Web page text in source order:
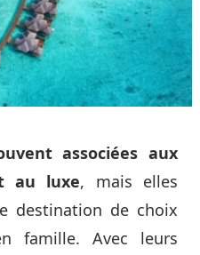
associées aux
luxe, mais elles
destination de choix
famille. Avec leurs